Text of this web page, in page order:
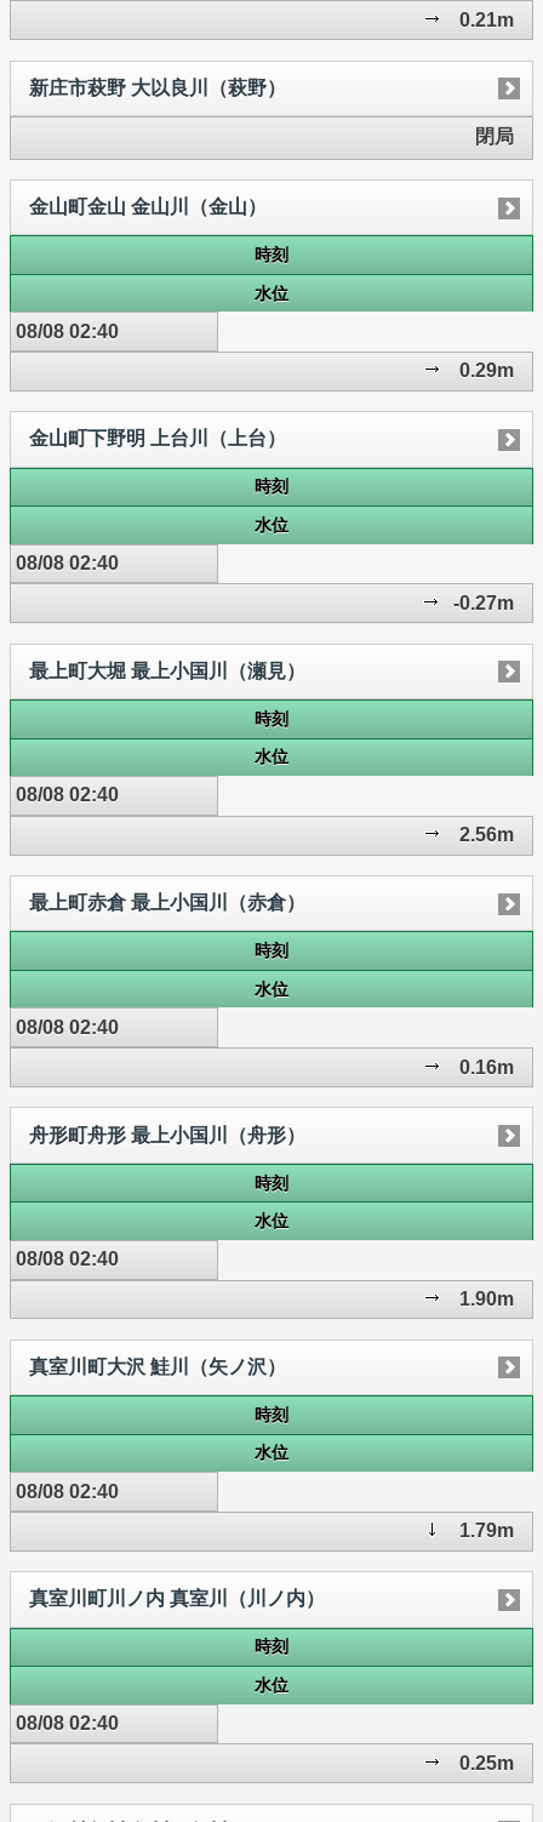
0.21m
新庄市萩野 大以良川（萩野）
閉局
金山町金山 金山川（金山）
時刻
水位
08/08 02:40
0.29m
金山町下野明 上台川（上台）
時刻
水位
08/08 02:40
-0.27m
最上町大堀 最上小国川（瀬見）
時刻
水位
08/08 02:40
2.56m
最上町赤倉 最上小国川（赤倉）
時刻
水位
08/08 02:40
0.16m
舟形町舟形 最上小国川（舟形）
時刻
水位
08/08 02:40
1.90m
真室川町大沢 鮭川（矢ノ沢）
時刻
水位
08/08 02:40
1.79m
真室川町川ノ内 真室川（川ノ内）
時刻
水位
08/08 02:40
0.25m